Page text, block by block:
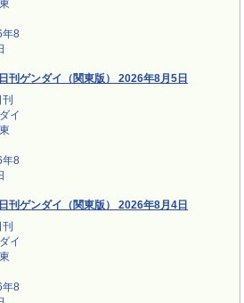
日刊ゲンダイ（関東版） 2026年8月5日
日刊ゲンダイ（関東版） 2026年8月4日